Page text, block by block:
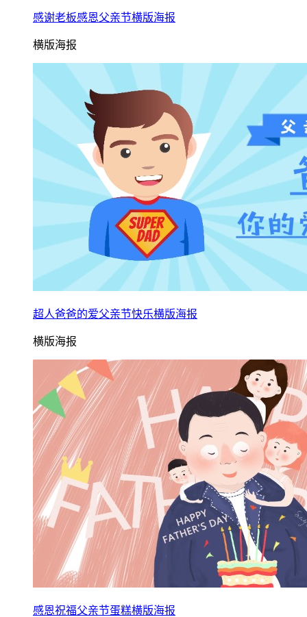
感谢老板感恩父亲节横版海报
横版海报
超人爸爸的爱父亲节快乐横版海报
横版海报
感恩祝福父亲节蛋糕横版海报